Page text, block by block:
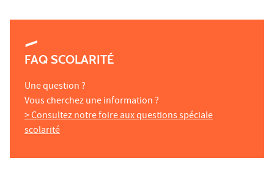
FAQ SCOLARITÉ
Une question ?
Vous cherchez une information ?
> Consultez notre foire aux questions spéciale
scolarité